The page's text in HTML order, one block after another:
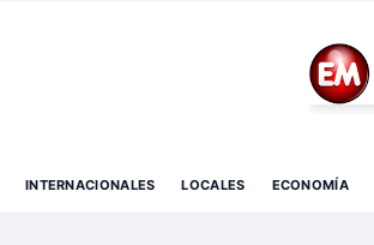
INTERNACIONALES LOCALES ECONOMÍA